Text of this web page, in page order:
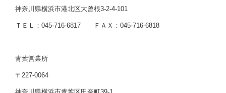
神奈川県横浜市港北区大曾根3-2-4-101
ＴＥＬ：045-716-6817 ＦＡＸ：045-716-6818
青葉営業所
〒227-0064